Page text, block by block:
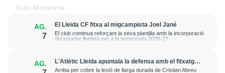
ESPORTS
Guiu Monesma
AG.
7
El Lleida CF fitxa al migcampista Joel Jané
El club continua reforçant la seva plantilla amb la incorporació
del jugador lleidatà per a la temporada 2026-27
AG.
L'Atlètic Lleida apuntala la defensa amb el fitxatge
del central Fer Romero
Arriba per cobrir la lesió de llarga durada de Cristian Abreu